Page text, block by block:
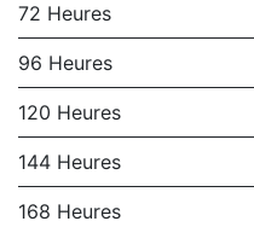
72 Heures
96 Heures
120 Heures
144 Heures
168 Heures